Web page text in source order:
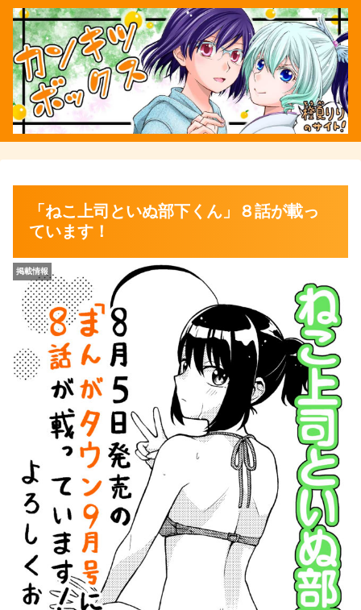
「ねこ上司といぬ部下くん」８話が載っ
ています！
掲載情報